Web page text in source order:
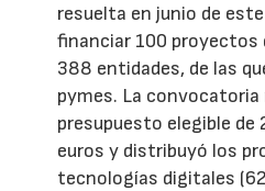
resuelta en junio de
financiar 100 proyectos
388 entidades, de las
pymes. La
presupuesto elegible de
euros y distribuyó los
tecnologías digitales